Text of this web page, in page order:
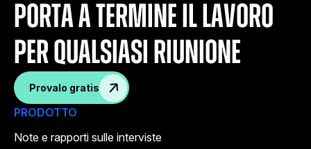
porta a termine il lavoro
per qualsiasi riunione
Provalo gratis
PRODOTTO
Note e rapporti sulle interviste